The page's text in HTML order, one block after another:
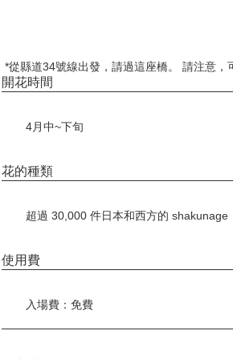
*從縣道34號線出發，請過這座橋。 請注意，
開花時間
4月中~下旬
花的種類
超過 30,000 件日本和西方的 shakunage
使用費
入場費：免費